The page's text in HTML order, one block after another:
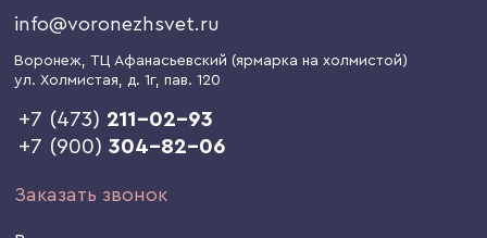
info@voronezhsvet.ru
Воронеж, ТЦ Афанасьевский (ярмарка на холмистой)
ул. Холмистая, д. 1г, пав. 120
+7 (473) 211-02-93
+7 (900)304-82-06
Заказать звонок